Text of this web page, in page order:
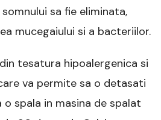
sa fie eliminata,
mucegaiului si a bacteriilor.
tesatura hipoalergenica si
va permite sa o detasati
spala in masina de spalat